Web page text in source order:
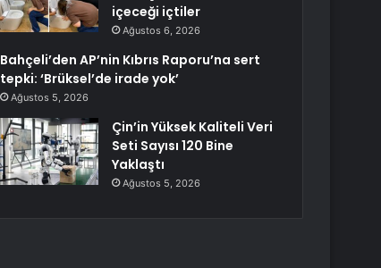
içeceği içtiler
Ağustos 6, 2026
Bahçeli’den AP’nin Kıbrıs Raporu’na sert
tepki: ‘Brüksel’de irade yok’
Ağustos 5, 2026
Çin’in Yüksek Kaliteli Veri
Seti Sayısı 120 Bine
Yaklaştı
Ağustos 5, 2026